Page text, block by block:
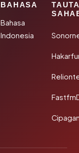
BAHASA
Bahasa
Indonesia